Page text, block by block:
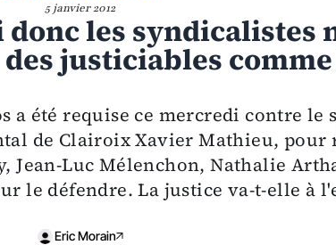
5 janvier 2012
les syndicalistes
justiciables
a été requise ce mercredi contre le
de Clairoix Xavier Mathieu, pour
Jean-Luc Mélenchon, Nathalie
le défendre. La justice va-t-elle à
Eric Morain